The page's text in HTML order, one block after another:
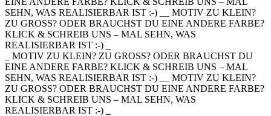
SEHN, WAS REALISIERBAR IST :-) __ MOTIV ZU KLEIN?
ZU GROSS? ODER BRAUCHST DU EINE ANDERE FARBE?
KLICK & SCHREIB UNS – MAL SEHN, WAS
REALISIERBAR IST :-) _
_ MOTIV ZU KLEIN? ZU GROSS? ODER BRAUCHST DU
EINE ANDERE FARBE? KLICK & SCHREIB UNS – MAL
SEHN, WAS REALISIERBAR IST :-) __ MOTIV ZU KLEIN?
ZU GROSS? ODER BRAUCHST DU EINE ANDERE FARBE?
KLICK & SCHREIB UNS – MAL SEHN, WAS
REALISIERBAR IST :-) _